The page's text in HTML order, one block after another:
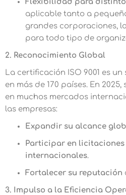
Flexibilidad para
aplicable tanto a
grandes corporaciones,
para todo tipo de
2. Reconocimiento Global
La certificación ISO 9001 es
en más de 170 países. En
en muchos mercados
las empresas:
Expandir su alcance
Participar en licitaciones
internacionales.
Fortalecer su reputación
3. Impulso a la Eficiencia